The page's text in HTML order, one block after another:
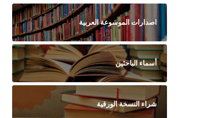
اصدارات الموسوعة العربية
أسماء الباحثين
شراء النسخة الورقية